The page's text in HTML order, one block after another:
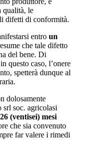
qualità, le
difetti di conformità.
entro un
che tale difetto
del bene. Di
questo caso, l’onere
spetterà dunque al
dolosamente
srl soc. agricolasi
26 (ventisei) mesi
che sia convenuto
far valere i rimedi